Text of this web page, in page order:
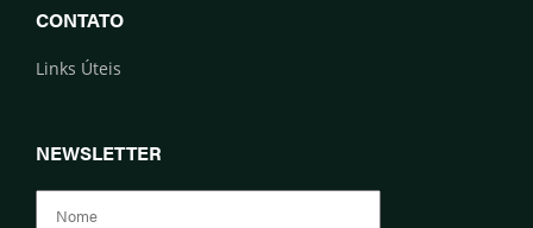
CONTATO
Links Úteis
NEWSLETTER